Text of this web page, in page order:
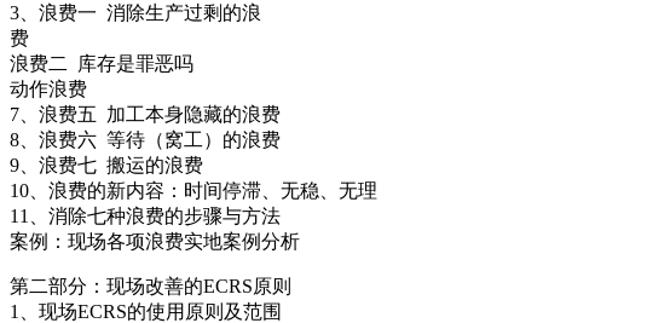
3、浪费一 消除生产过剩的浪
费
浪费二 库存是罪恶吗 5
动作浪费
7、浪费五 加工本身隐藏的浪费
8、浪费六 等待（窝工）的浪费
9、浪费七 搬运的浪费
10、浪费的新内容：时间停滞、无稳、无理
11、消除七种浪费的步骤与方法
案例：现场各项浪费实地案例分析
第二部分：现场改善的ECRS原则
1、现场ECRS的使用原则及范围